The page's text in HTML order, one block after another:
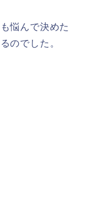
悩んで決めた
のでした。